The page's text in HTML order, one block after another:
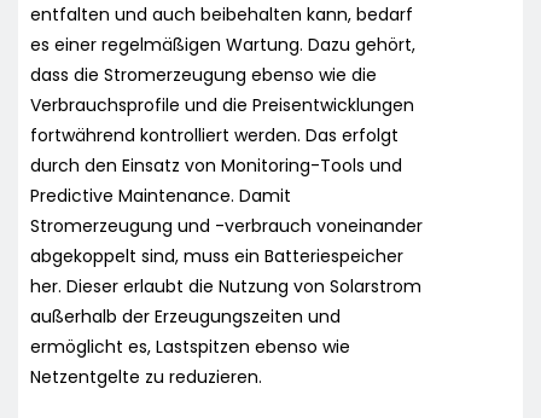
entfalten und auch beibehalten kann, bedarf
es einer regelmäßigen Wartung. Dazu gehört,
dass die Stromerzeugung ebenso wie die
Verbrauchsprofile und die Preisentwicklungen
fortwährend kontrolliert werden. Das erfolgt
durch den Einsatz von Monitoring-Tools und
Predictive Maintenance. Damit
Stromerzeugung und -verbrauch voneinander
abgekoppelt sind, muss ein Batteriespeicher
her. Dieser erlaubt die Nutzung von Solarstrom
außerhalb der Erzeugungszeiten und
ermöglicht es, Lastspitzen ebenso wie
Netzentgelte zu reduzieren.